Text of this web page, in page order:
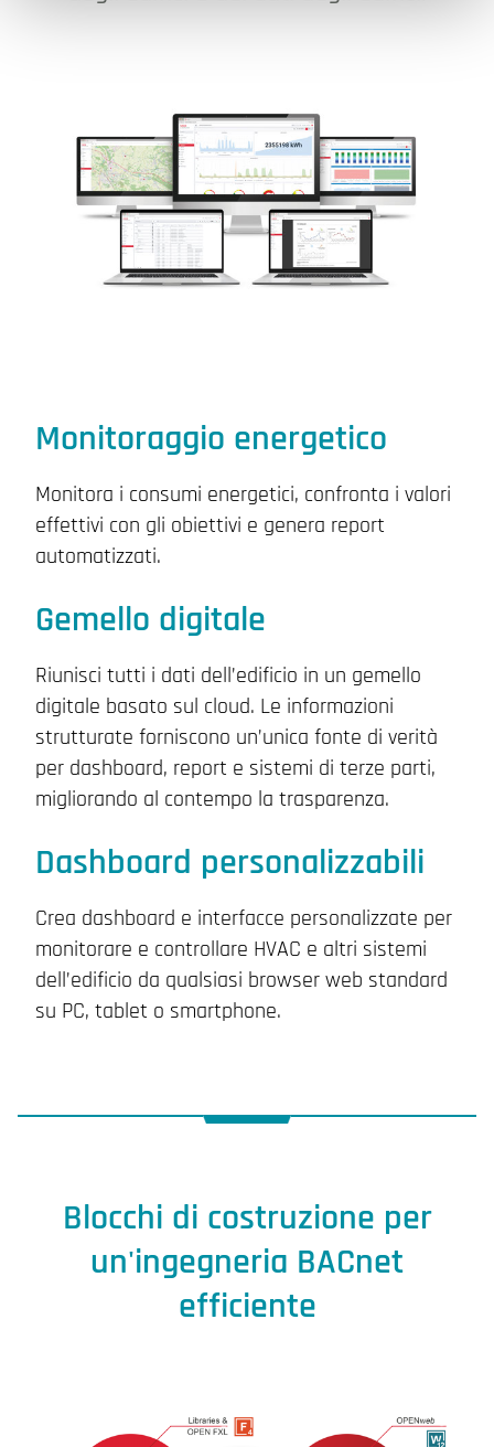
Monitoraggio energetico
Monitora i consumi energetici, confronta i valori
effettivi con gli obiettivi e genera report
automatizzati.
Gemello digitale
Riunisci tutti i dati dell’edificio in un gemello
digitale basato sul cloud. Le informazioni
strutturate forniscono un’unica fonte di verità
per dashboard, report e sistemi di terze parti,
migliorando al contempo la trasparenza.
Dashboard personalizzabili
Crea dashboard e interfacce personalizzate per
monitorare e controllare HVAC e altri sistemi
dell’edificio da qualsiasi browser web standard
su PC, tablet o smartphone.
Blocchi di costruzione per
un'ingegneria BACnet
efficiente